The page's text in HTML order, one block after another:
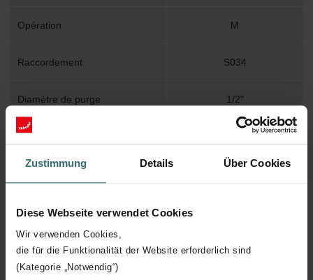
Zustimmung Details Über Cookies
Diese Webseite verwendet Cookies
Wir verwenden Cookies,
die für die Funktionalität der Website erforderlich sind
(Kategorie „Notwendig“)
Opération M
Raccordement S034
Diamètre de purge 1/2"
Montage au mur WBMET
maximum